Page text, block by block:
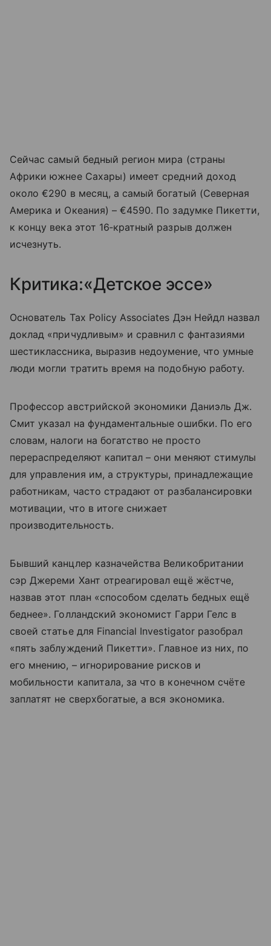
Сейчас самый бедный регион мира (страны
Африки южнее Сахары) имеет средний доход
около €290 в месяц, а самый богатый (Северная
Америка и Океания) – €4590. По задумке Пикетти,
к концу века этот 16‑кратный разрыв должен
исчезнуть.
Критика:«Детское эссе»
Основатель Tax Policy Associates Дэн Нейдл назвал
доклад «причудливым» и сравнил с фантазиями
шестиклассника, выразив недоумение, что умные
люди могли тратить время на подобную работу.
Профессор австрийской экономики Даниэль Дж.
Смит указал на фундаментальные ошибки. По его
словам, налоги на богатство не просто
перераспределяют капитал – они меняют стимулы
для управления им, а структуры, принадлежащие
работникам, часто страдают от разбалансировки
мотивации, что в итоге снижает
производительность.
Бывший канцлер казначейства Великобритании
сэр Джереми Хант отреагировал ещё жёстче,
назвав этот план «способом сделать бедных ещё
беднее». Голландский экономист Гарри Гелс в
своей статье для Financial Investigator разобрал
«пять заблуждений Пикетти». Главное из них, по
его мнению, – игнорирование рисков и
мобильности капитала, за что в конечном счёте
заплатят не сверхбогатые, а вся экономика.